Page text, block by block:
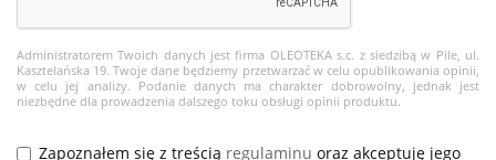
Administratorem Twoich danych jest firma OLEOTEKA s.c. z siedzibą w Pile, ul.
Kasztelańska 19. Twoje dane będziemy przetwarzać w celu opublikowania opinii,
w celu jej analizy. Podanie danych ma charakter dobrowolny, jednak jest
niezbędne dla prowadzenia dalszego toku obsługi opinii produktu.
Zapoznałem się z treścią regulaminu oraz akceptuję jego